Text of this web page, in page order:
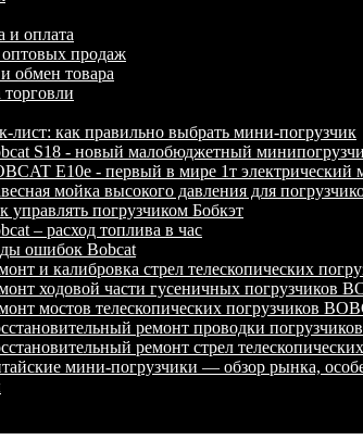
и оплата
оптовых продаж
обмен товара
лист: как правильно выбрать мини-погрузчик
S18 - новый малобюджетный
E10e - первый в мире 1т электрический
мойка высокого давления для
управлять погрузчиком Бобкэт
– расход топлива в час
ошибок Bobcat
и калибровка стрел телескопических
ходовой части гусеничных погрузчиков
мостов телескопических погрузчиков
ремонт проводки
ремонт стрел
мини-погрузчики — обзор рынка,